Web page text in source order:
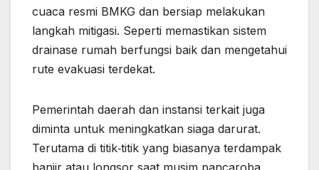
cuaca resmi BMKG dan bersiap melakukan
langkah mitigasi. Seperti memastikan sistem
drainase rumah berfungsi baik dan mengetahui
rute evakuasi terdekat.
Pemerintah daerah dan instansi terkait juga
diminta untuk meningkatkan siaga darurat.
Terutama di titik‑titik yang biasanya terdampak
banjir atau longsor saat musim pancaroba